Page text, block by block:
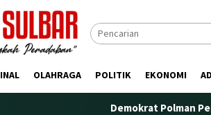
OLAHRAGA POLITIK EKONOMI
Demokrat Polman